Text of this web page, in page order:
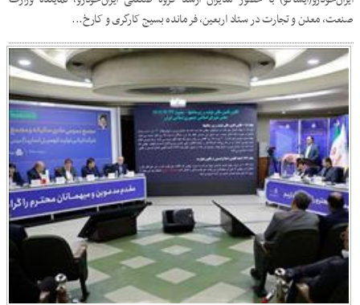
صنعت، معدن و تجارت در ستاد اربعین، فرمانده بسیج کارگری و کارخ...